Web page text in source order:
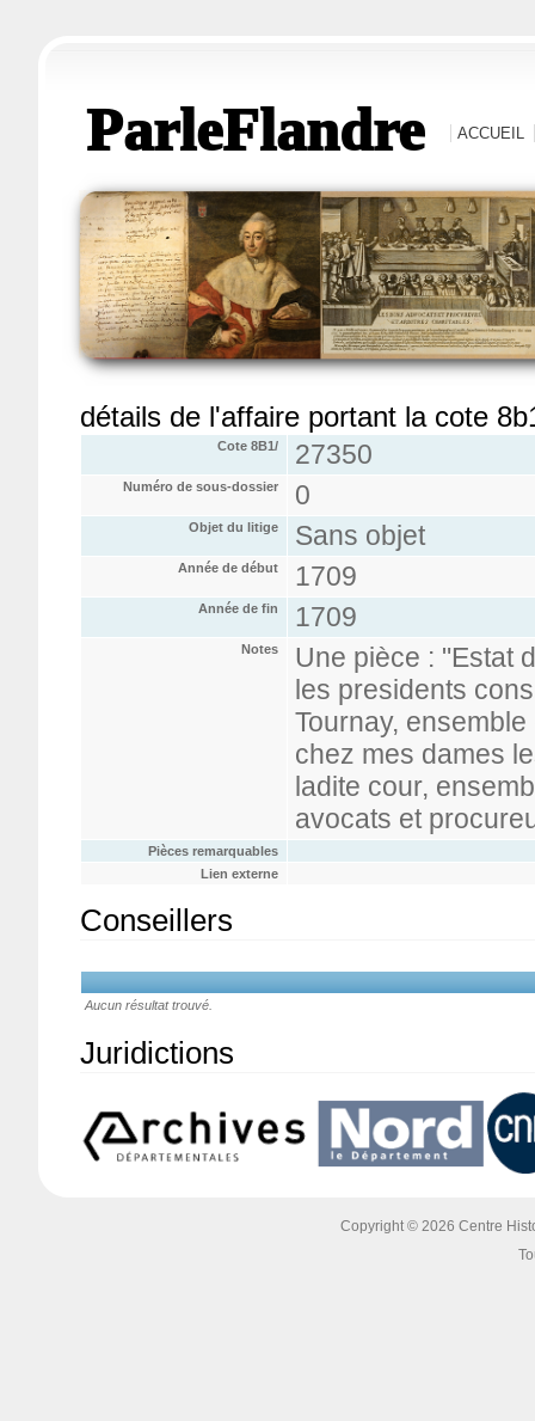
ParleFlandre ACCUEIL
détails de l'affaire portant la cote
Cote 8B1/ 27350
Numéro de sous-dossier 0
Objet du litige Sans objet
Année de début 1709
Année de fin 1709
Notes
Une pièce : "Estat
les presidents
Tournay,
chez mes dames
ladite cour,
avocats et
Pièces remarquables
Lien externe
Conseillers
Aucun résultat trouvé.
Juridictions
Copyright © 2026 Centre